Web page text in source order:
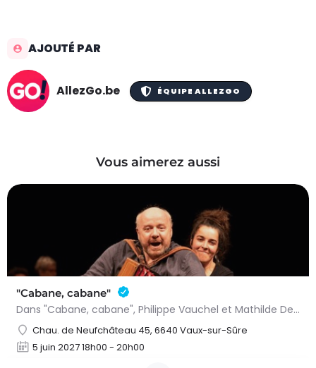
AJOUTÉ PAR
AllezGo.be ÉQUIPE ALLEZGO
Vous aimerez aussi
"Cabane, cabane"
Dans "Cabane, cabane", Philippe Vauchel et Mathilde Dedeurwaerdere nous emmènent dans un univers fait de…
Chau. de Neufchâteau 45, 6640 Vaux-sur-Sûre
5 juin 2027 18h00 - 20h00